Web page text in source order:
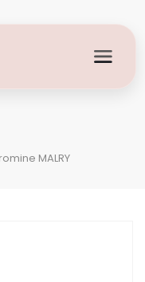
MALRY